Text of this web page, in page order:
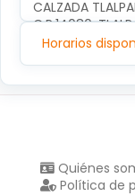
CALZADA
C.P.14080,
Horarios
Quiénes
Política de